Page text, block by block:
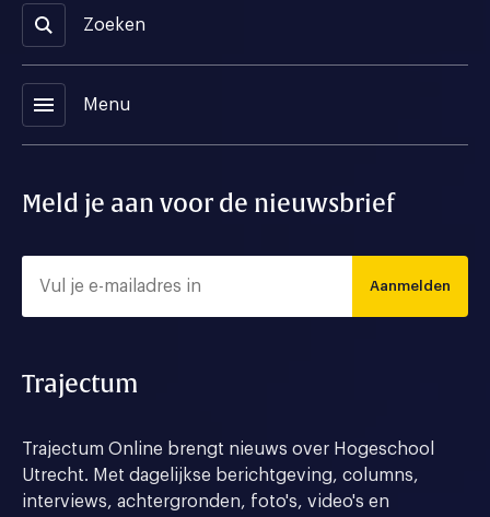
Zoeken
menu Menu
Meld je aan voor de nieuwsbrief
Aanmelden
Trajectum
Trajectum Online brengt nieuws over Hogeschool
Utrecht. Met dagelijkse berichtgeving, columns,
interviews, achtergronden, foto's, video's en